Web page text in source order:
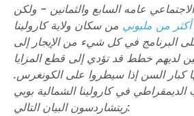
عامه السابع والثمانين - ولكن
أكثر من مليوني من سكان ولاية كارولينا
البرنامج في كل شيء من الإيجار إلى
لديهم خطط قد تؤدي إلى قطع المزايا
كبار السن إذا سيطروا على الكونغرس.
في كارولينا الشمالية بوبي
ريتشاردسون البيان التالي: